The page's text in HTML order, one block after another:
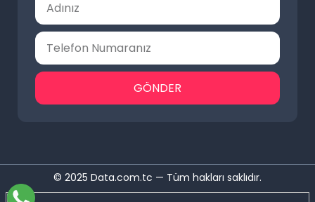
GÖNDER
© 2025 Data.com.tc — Tüm hakları saklıdır.